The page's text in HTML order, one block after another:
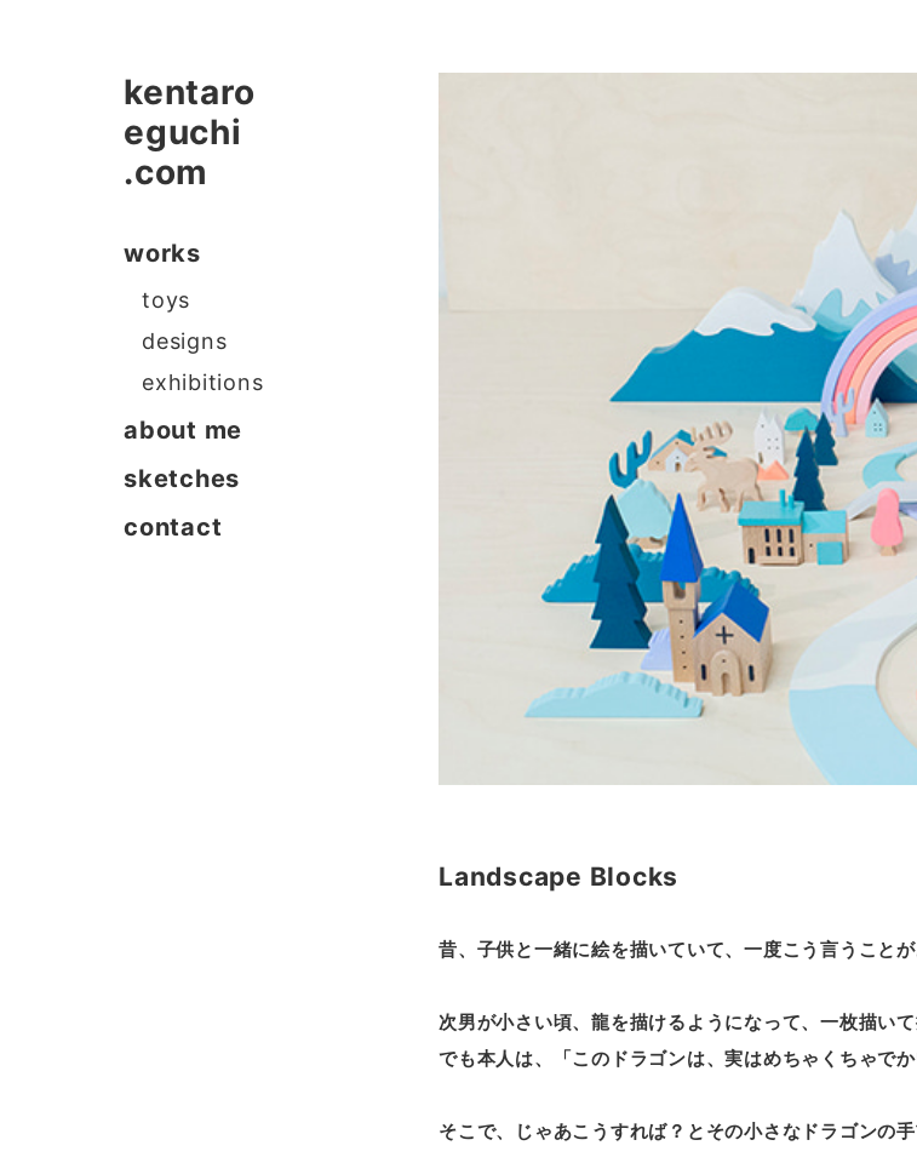
kentaro
eguchi
.com
works
toys
designs
exhibitions
about me
sketches
contact
Landscape Blocks
昔、子供と一緒に絵を描いていて、一度こう言うことが
次男が小さい頃、龍を描けるようになって、一枚描い
でも本人は、「このドラゴンは、実はめちゃくちゃで
そこで、じゃあこうすれば？とその小さなドラゴンの